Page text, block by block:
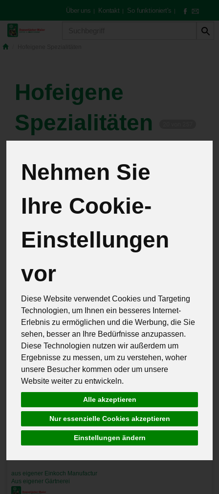
Nehmen Sie
Ihre Cookie-
Einstellungen
vor
Diese Website verwendet Cookies und Targeting
Technologien, um Ihnen ein besseres Internet-
Erlebnis zu ermöglichen und die Werbung, die Sie
sehen, besser an Ihre Bedürfnisse anzupassen.
Diese Technologien nutzen wir außerdem um
Ergebnisse zu messen, um zu verstehen, woher
unsere Besucher kommen oder um unsere
Website weiter zu entwickeln.
Alle akzeptieren
Nur essenzielle Cookies akzeptieren
Einstellungen ändern
Über uns | Kontakt | So funktioniert's |
Hofeigene
Spezialitäten
Pflanzen
Hersteller Allergene
aus eigener Einkoch Manufactur
Aus eigener Gärtnerei